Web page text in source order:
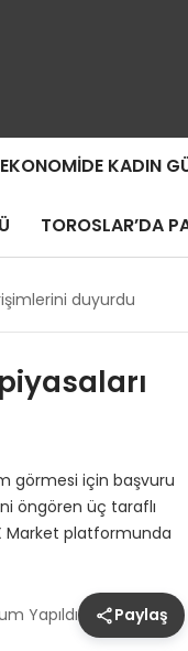
KADIN
TOROSLAR’DA
duyurdu
görmesi için başvuru
öngören üç taraflı
Market platformunda
Yapıldı Paylaş